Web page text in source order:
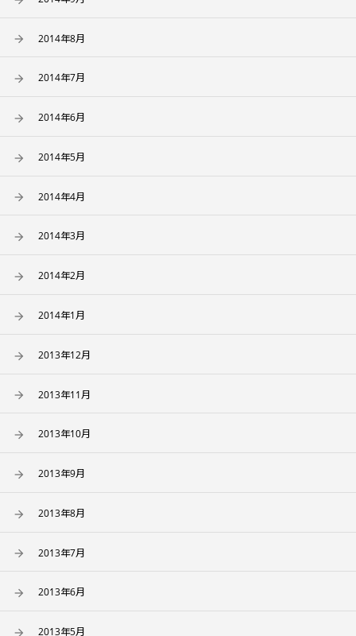
2014年8月
2014年7月
2014年6月
2014年5月
2014年4月
2014年3月
2014年2月
2014年1月
2013年12月
2013年11月
2013年10月
2013年9月
2013年8月
2013年7月
2013年6月
2013年5月